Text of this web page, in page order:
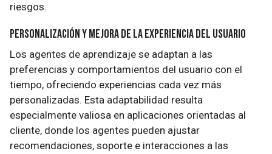
riesgos.
Personalización y Mejora de la Experiencia del Usuario
Los agentes de aprendizaje se adaptan a las
preferencias y comportamientos del usuario con el
tiempo, ofreciendo experiencias cada vez más
personalizadas. Esta adaptabilidad resulta
especialmente valiosa en aplicaciones orientadas al
cliente, donde los agentes pueden ajustar
recomendaciones, soporte e interacciones a las